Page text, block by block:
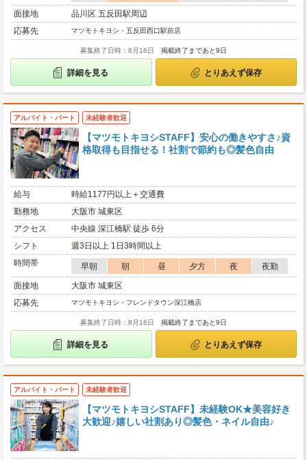
面接地
品川区 五反田駅周辺
応募先
マツモトキヨシ・五反田西口駅前店
募集終了日時：8月16日 掲載終了まであと9日
詳細を見る とりあえず保存
アルバイト・パート 未経験者歓迎
【マツモトキヨシSTAFF】安心の働きやすさ♪資
格取得も目指せる！社割で節約も◎髪色自由
給与
時給1177円以上＋交通費
勤務地
大阪市 城東区
アクセス
中央線 深江橋駅 徒歩 6分
シフト
週3日以上 1日3時間以上
時間帯
早朝 朝 昼 夕方 夜
夜勤
面接地
大阪市 城東区
応募先
マツモトキヨシ・フレンドタウン深江橋店
募集終了日時：8月16日 掲載終了まであと9日
詳細を見る とりあえず保存
アルバイト・パート 未経験者歓迎
【マツモトキヨシSTAFF】未経験OK★美容好き
大歓迎♪嬉しい社割あり◎髪色・ネイル自由♪